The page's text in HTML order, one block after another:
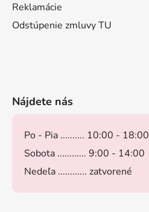
Reklamácie
Odstúpenie zmluvy TU
Nájdete nás
Po - Pia .......... 10:00 - 18:00
Sobota ............ 9:00 - 14:00
Nedeľa ............ zatvorené